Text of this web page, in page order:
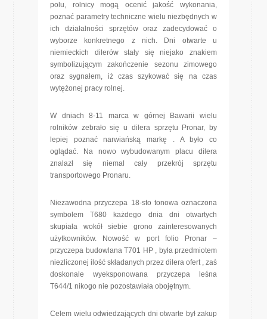
polu, rolnicy mogą ocenić jakość wykonania,
poznać parametry techniczne wielu niezbędnych w
ich działalności sprzętów oraz zadecydować o
wyborze konkretnego z nich. Dni otwarte u
niemieckich dilerów stały się niejako znakiem
symbolizującym zakończenie sezonu zimowego
oraz sygnałem, iż czas szykować się na czas
wytężonej pracy rolnej.
W dniach 8-11 marca w górnej Bawarii wielu
rolników zebrało się u dilera sprzętu Pronar, by
lepiej poznać narwiańską markę . A było co
oglądać. Na nowo wybudowanym placu dilera
znalazł się niemal cały przekrój sprzętu
transportowego Pronaru.
Niezawodna przyczepa 18-sto tonowa oznaczona
symbolem T680 każdego dnia dni otwartych
skupiała wokół siebie grono zainteresowanych
użytkowników. Nowość w port folio Pronar –
przyczepa budowlana T701 HP , była przedmiotem
niezliczonej ilość składanych przez dilera ofert , zaś
doskonale wyeksponowana przyczepa leśna
T644/1 nikogo nie pozostawiała obojętnym.
Celem wielu odwiedzających dni otwarte był zakup